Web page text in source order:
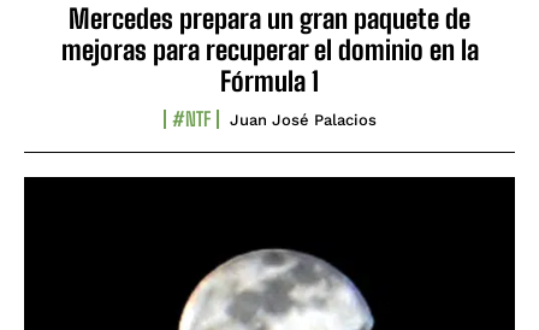
Mercedes prepara un gran paquete de
mejoras para recuperar el dominio en la
Fórmula 1
#NTF Juan José Palacios